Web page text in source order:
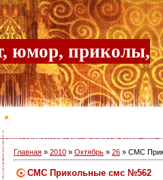
юмор, приколы,
Главная » 2010 » Октябрь » 26 » СМС
СМС Прикольные смс №562